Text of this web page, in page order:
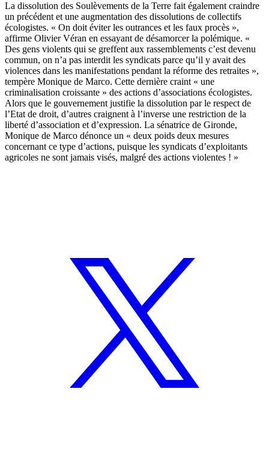
La dissolution des Soulèvements de la Terre fait également craindre
un précédent et une augmentation des dissolutions de collectifs
écologistes. « On doit éviter les outrances et les faux procès »,
affirme Olivier Véran en essayant de désamorcer la polémique. «
Des gens violents qui se greffent aux rassemblements c’est devenu
commun, on n’a pas interdit les syndicats parce qu’il y avait des
violences dans les manifestations pendant la réforme des retraites »,
tempère Monique de Marco. Cette dernière craint « une
criminalisation croissante » des actions d’associations écologistes.
Alors que le gouvernement justifie la dissolution par le respect de
l’Etat de droit, d’autres craignent à l’inverse une restriction de la
liberté d’association et d’expression. La sénatrice de Gironde,
Monique de Marco dénonce un « deux poids deux mesures
concernant ce type d’actions, puisque les syndicats d’exploitants
agricoles ne sont jamais visés, malgré des actions violentes ! »